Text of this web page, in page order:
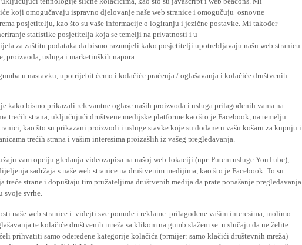
koji omogučavaju ispravno djelovanje naše web stranice i omogučuju osnovne
posjetitelju, kao što su vaše informacije o logiranju i jezične postavke. Mi također
statistike posjetitelja koja se temelji na privatnosti i u
za zaštitu podataka da bismo razumjeli kako posjetitelji upotrebljavaju našu web stranicu
proizvoda, usluga i marketinških napora.
u nastavku, upotrijebit ćemo i kolačiće praćenja / oglašavanja i kolačiće društvenih
kako bismo prikazali relevantne oglase naših proizvoda i usluga prilagođenih vama na
trećih strana, uključujući društvene medijske platforme kao što je Facebook, na temelju
kao što su prikazani proizvodi i usluge stavke koje su dodane u vašu košaru za kupnju i
trećih strana i vašim interesima proizašlih iz vašeg pregledavanja.
vam opciju gledanja videozapisa na našoj web-lokaciji (npr. Putem usluge YouTube),
sadržaja s naše web stranice na društvenim medijima, kao što je Facebook. To su
strane i dopuštaju tim pružateljima društvenih medija da prate ponašanje pregledavanja
svoje svrhe.
naše web stranice i videjti sve ponude i reklame prilagođene vašim interesima, molimo
te kolačiće društvenih mreža sa klikom na gumb slažem se. u slučaju da ne želite
prihvatiti samo odeređene kategorije kolačića (prmijer: samo klačići društevnih mreža)